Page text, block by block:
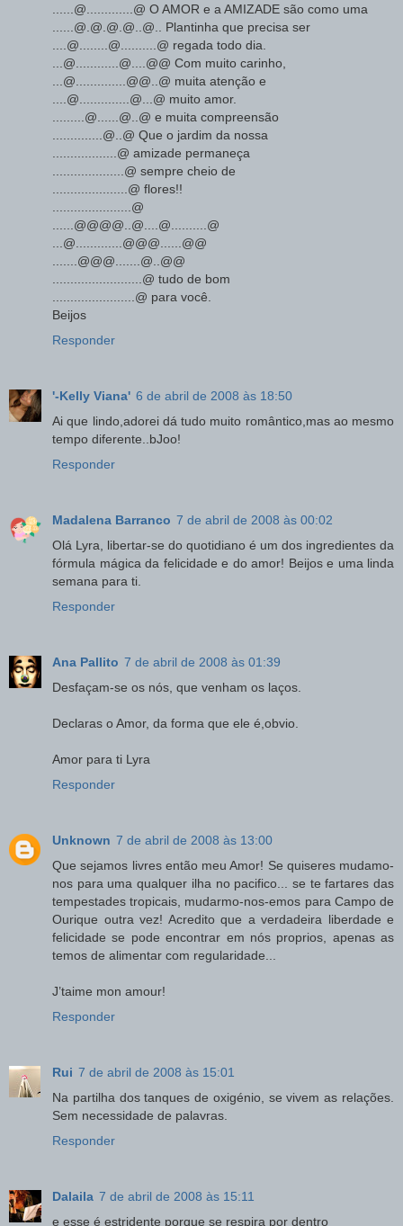
......@.............@ O AMOR e a AMIZADE são como uma
......@.@.@.@..@.. Plantinha que precisa ser
....@........@..........@ regada todo dia.
...@............@....@@ Com muito carinho,
...@..............@@..@ muita atenção e
....@..............@...@ muito amor.
.........@......@..@ e muita compreensão
..............@..@ Que o jardim da nossa
..................@ amizade permaneça
....................@ sempre cheio de
.....................@ flores!!
......................@
......@@@@..@....@..........@
...@.............@@@......@@
.......@@@.......@..@@
.........................@ tudo de bom
.......................@ para você.
Beijos
Responder
'-Kelly Viana' 6 de abril de 2008 às 18:50
Ai que lindo,adorei dá tudo muito romântico,mas ao mesmo
tempo diferente..bJoo!
Responder
Madalena Barranco 7 de abril de 2008 às 00:02
Olá Lyra, libertar-se do quotidiano é um dos ingredientes da
fórmula mágica da felicidade e do amor! Beijos e uma linda
semana para ti.
Responder
Ana Pallito 7 de abril de 2008 às 01:39
Desfaçam-se os nós, que venham os laços.
Declaras o Amor, da forma que ele é,obvio.
Amor para ti Lyra
Responder
Unknown 7 de abril de 2008 às 13:00
Que sejamos livres então meu Amor! Se quiseres mudamo-
nos para uma qualquer ilha no pacifico... se te fartares das
tempestades tropicais, mudarmo-nos-emos para Campo de
Ourique outra vez! Acredito que a verdadeira liberdade e
felicidade se pode encontrar em nós proprios, apenas as
temos de alimentar com regularidade...
J’taime mon amour!
Responder
Rui 7 de abril de 2008 às 15:01
Na partilha dos tanques de oxigénio, se vivem as relações.
Sem necessidade de palavras.
Responder
Dalaila 7 de abril de 2008 às 15:11
e esse é estridente porque se respira por dentro